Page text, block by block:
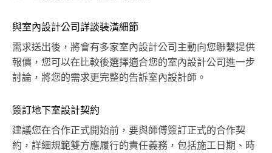
與室內設計公司詳談裝潢細節
需求送出後，將會有多家室內設計公司主動向您聯繫提供
報價，您可以在比較後選擇適合您的室內設計公司進一步
討論，將您的需求更完整的告訴室內設計師。
簽訂地下室設計契約
建議您在合作正式開始前，要與師傅簽訂正式的合作契
約，詳細規範雙方應履行的責任義務，包括施工日期、時